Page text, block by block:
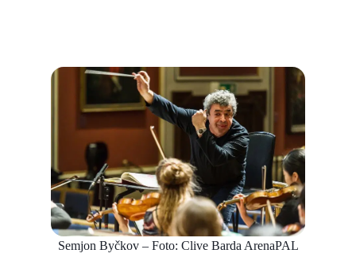
Semjon Byčkov – Foto: Clive Barda ArenaPAL